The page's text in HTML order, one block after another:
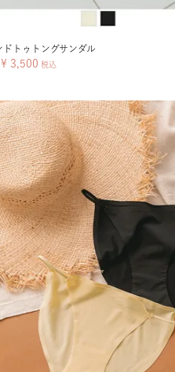
ドトゥトングサンダル
¥ 3,500 税込